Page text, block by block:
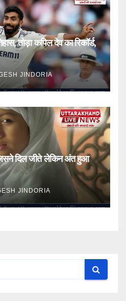
तोड़ा कपिल देव का रिकॉर्ड,
JINDORIA
दिल जीते लेकिन अंत हुआ
JINDORIA